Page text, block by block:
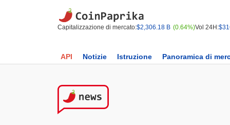
Capitalizzazione di mercato:$2,306.18 B (0.64%)Vol 24H:
API Notizie Istruzione Panoramica di